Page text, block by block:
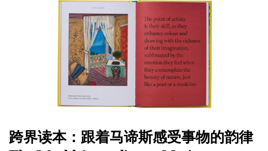
跨界读本：跟着马谛斯感受事物的韵律